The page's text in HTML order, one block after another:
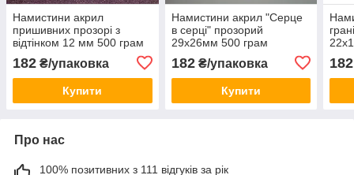
Намистини акрил
пришивних прозорі з
відтінком 12 мм 500 грам
182 ₴/упаковка
Купити
Намистини акрил "Серце
в серці" прозорий
29х26мм 500 грам
182₴/упаковка
Купити
182
Про нас
100% позитивних з 111 відгуків за рік